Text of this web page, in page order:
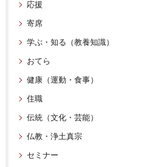
応援
寄席
学ぶ・知る（教養知識）
おてら
健康（運動・食事）
住職
伝統（文化・芸能）
仏教・浄土真宗
セミナー